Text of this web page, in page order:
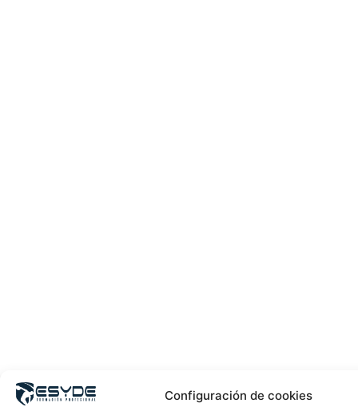
Configuración de cookies